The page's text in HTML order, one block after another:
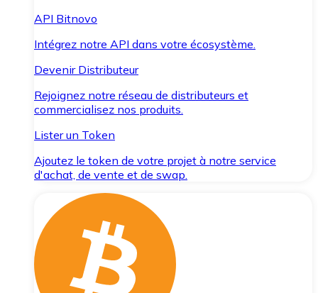
API Bitnovo
Intégrez notre API dans votre écosystème.
Devenir Distributeur
Rejoignez notre réseau de distributeurs et
commercialisez nos produits.
Lister un Token
Ajoutez le token de votre projet à notre service
d'achat, de vente et de swap.